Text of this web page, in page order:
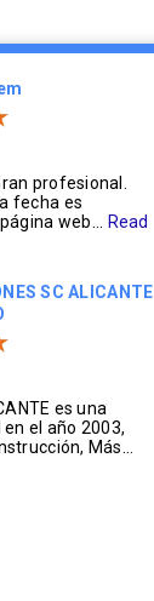
profesional.
fecha es
web...
Read
SC ALICANTE
es una
el año 2003,
Más...